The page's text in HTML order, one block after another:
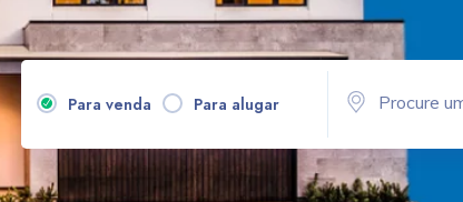
Para venda Para alugar